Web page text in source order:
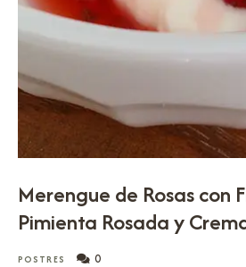
Merengue de Rosas con
Pimienta Rosada y
POSTRES 0